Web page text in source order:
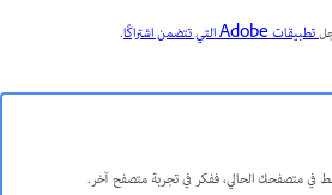
تطبيقات Adobe التي تتضمن اشتراكًا .
في متصفحك الحالي، ففكر في تجربة متصفح آخر.